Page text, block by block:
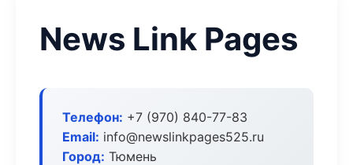
News Link Pages
Телефон: +7 (970) 840-77-83
Email: info@newslinkpages525.ru
Город: Тюмень